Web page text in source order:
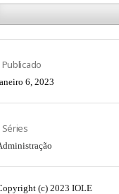
Publicado
6, 2023
Séries
(c) 2023 IOLE